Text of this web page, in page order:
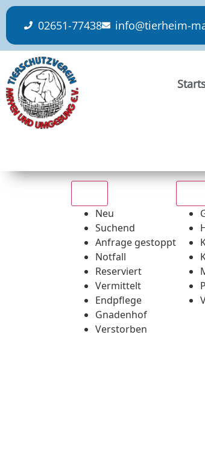
content
02651-77438 info@tierheim-
Neu
Suchend
Anfrage gestoppt
Notfall
Reserviert
Vermittelt
Endpflege
Gnadenhof
Verstorben